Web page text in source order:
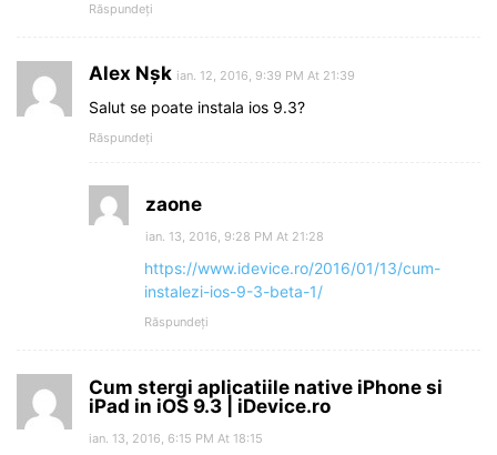
Răspundeți
Alex Nșk ian. 12, 2016, 9:39 PM At 21:39
Salut se poate instala ios 9.3?
Răspundeți
zaone
ian. 13, 2016, 9:28 PM At 21:28
https://www.idevice.ro/2016/01/13/cum-
instalezi-ios-9-3-beta-1/
Răspundeți
Cum stergi aplicatiile native iPhone si
iPad in iOS 9.3 | iDevice.ro
ian. 13, 2016, 6:15 PM At 18:15